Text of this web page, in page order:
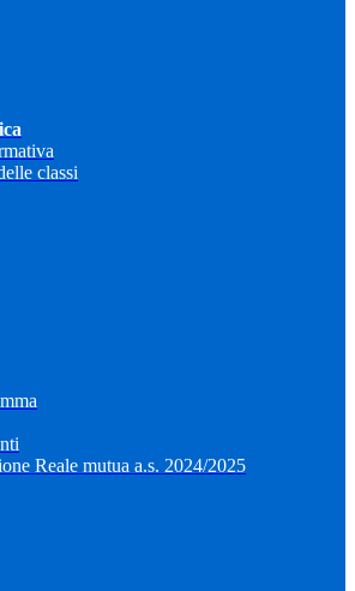
classi
Reale mutua a.s. 2024/2025